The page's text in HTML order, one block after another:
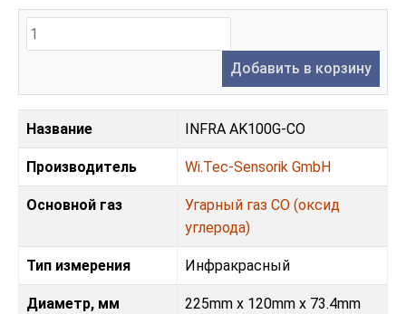
Добавить в корзину
Название INFRA AK100G-CO
Производитель Wi.Tec-Sensorik GmbH
Основной газ
Угарный газ CO (оксид
углерода)
Тип измерения Инфракрасный
Диаметр, мм
225mm x 120mm x 73.4mm